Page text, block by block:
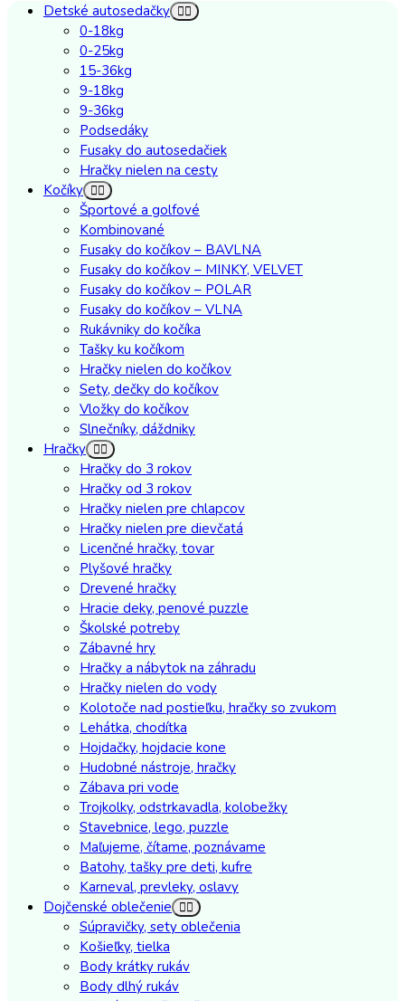
Detské autosedačky
0-18kg
0-25kg
15-36kg
9-18kg
9-36kg
Podsedáky
Fusaky do autosedačiek
Hračky nielen na cesty
Kočíky
Športové a golfové
Kombinované
Fusaky do kočíkov – BAVLNA
Fusaky do kočíkov – MINKY, VELVET
Fusaky do kočíkov – POLAR
Fusaky do kočíkov – VLNA
Rukávniky do kočíka
Tašky ku kočíkom
Hračky nielen do kočíkov
Sety, dečky do kočíkov
Vložky do kočíkov
Slnečníky, dáždniky
Hračky
Hračky do 3 rokov
Hračky od 3 rokov
Hračky nielen pre chlapcov
Hračky nielen pre dievčatá
Licenčné hračky, tovar
Plyšové hračky
Drevené hračky
Hracie deky, penové puzzle
Školské potreby
Zábavné hry
Hračky a nábytok na záhradu
Hračky nielen do vody
Kolotoče nad postieľku, hračky so zvukom
Lehátka, chodítka
Hojdačky, hojdacie kone
Hudobné nástroje, hračky
Zábava pri vode
Trojkolky, odstrkavadla, kolobežky
Stavebnice, lego, puzzle
Maľujeme, čítame, poznávame
Batohy, tašky pre deti, kufre
Karneval, prevleky, oslavy
Dojčenské oblečenie
Súpravičky, sety oblečenia
Košieľky, tielka
Body krátky rukáv
Body dlhý rukáv